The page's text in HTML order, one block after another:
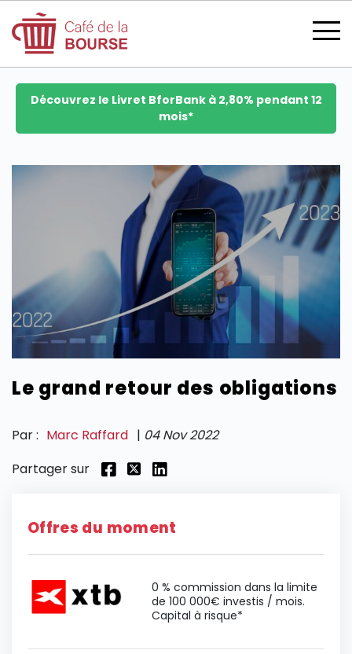
se connecter
devenir membre
CATÉGORIES
SECTIONS
Découvrez le Livret BforBank à 2,80% pendant 12
mois*
Le grand retour des obligations
Par : Marc Raffard | 04 Nov 2022
Partager sur
Offres du moment
0 % commission dans la limite
de 100 000€ investis / mois.
Capital à risque*